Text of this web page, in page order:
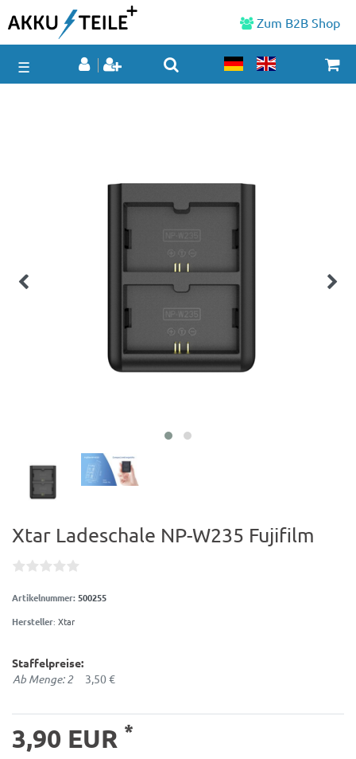
Zum B2B Shop
☰
Xtar Ladeschale NP-W235 Fujifilm
Artikelnummer: 500255
Hersteller: Xtar
Staffelpreise:
Ab Menge: 2 3,50 €
3,90 EUR *